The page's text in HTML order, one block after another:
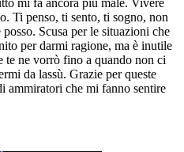
mi fa ancora più male. Vivere
Ti penso, ti sento, ti sogno, non
Scusa per le situazioni che
per darmi ragione, ma è inutile
te ne vorrò fino a quando non ci
da lassù. Grazie per queste
ammiratori che mi fanno sentire